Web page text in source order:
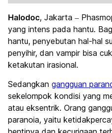
Halodoc, Jakarta –
yang intens pada hantu.
hantu, penyebutan hal-hal
penyihir, dan vampir bisa
ketakutan irasional.
Sedangkan gangguan
sekelompok kondisi yang
atau eksentrik. Orang
paranoia, yaitu